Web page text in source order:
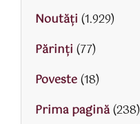
Noutăți (1.929)
Părinţi (77)
Poveste(18)
Prima pagină(238)